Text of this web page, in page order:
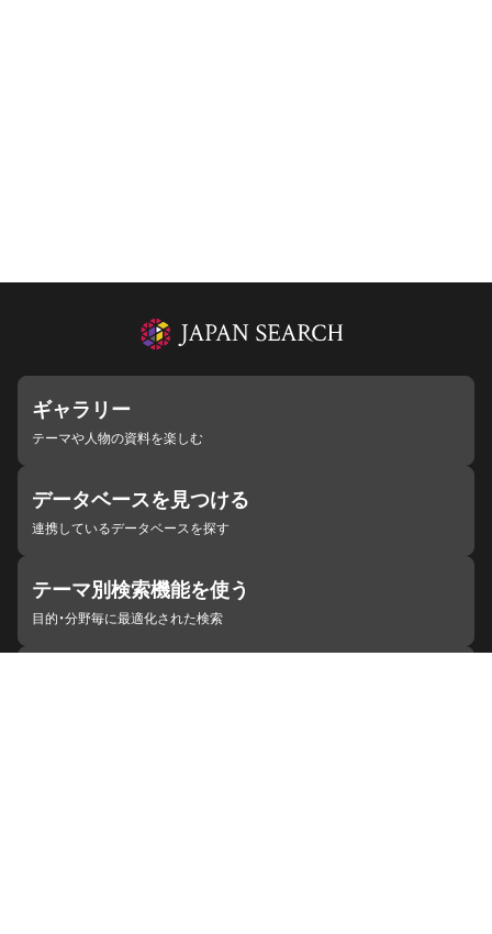
ギャラリー
テーマや人物の資料を楽しむ
データベースを見つける
連携しているデータベースを探す
テーマ別検索機能を使う
目的・分野毎に最適化された検索